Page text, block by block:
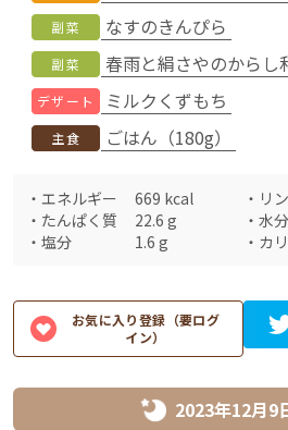
副菜 なすのきんぴら
副菜 春雨と絹さやのからし
デザート ミルクくずもち
主食 ごはん（180g）
・ エネルギー 669 kcal ・ リン
・ たんぱく質 22.6 g ・ 水
・ 塩分 1.6 g ・ カ
お気に入り登録（要ログ
イン）
2023年12月9